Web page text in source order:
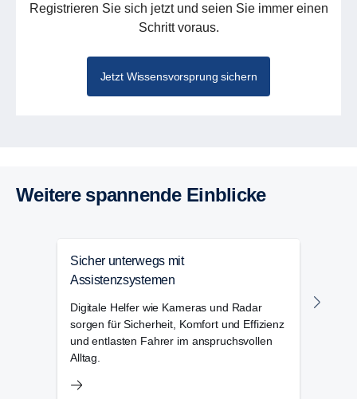
Registrieren Sie sich jetzt und seien Sie immer einen
Schritt voraus.
Jetzt Wissensvorsprung sichern
Weitere spannende Einblicke
Sicher unterwegs mit
Assistenzsystemen
Digitale Helfer wie Kameras und Radar
sorgen für Sicherheit, Komfort und Effizienz
und entlasten Fahrer im anspruchsvollen
Alltag.